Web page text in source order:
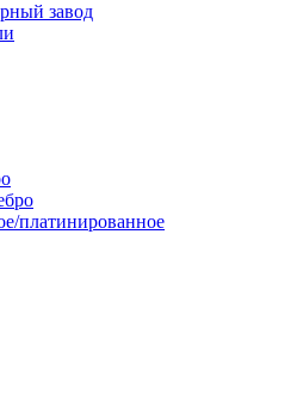
завод
платинированное